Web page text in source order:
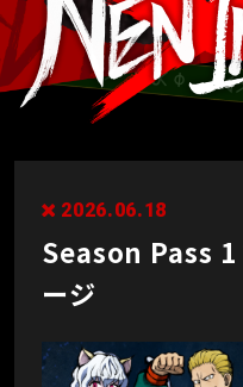
2026.06.18
Season Pass 1
ージ